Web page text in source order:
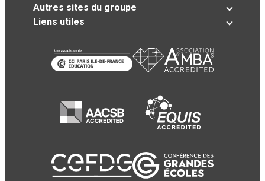
Autres sites du groupe
Liens utiles